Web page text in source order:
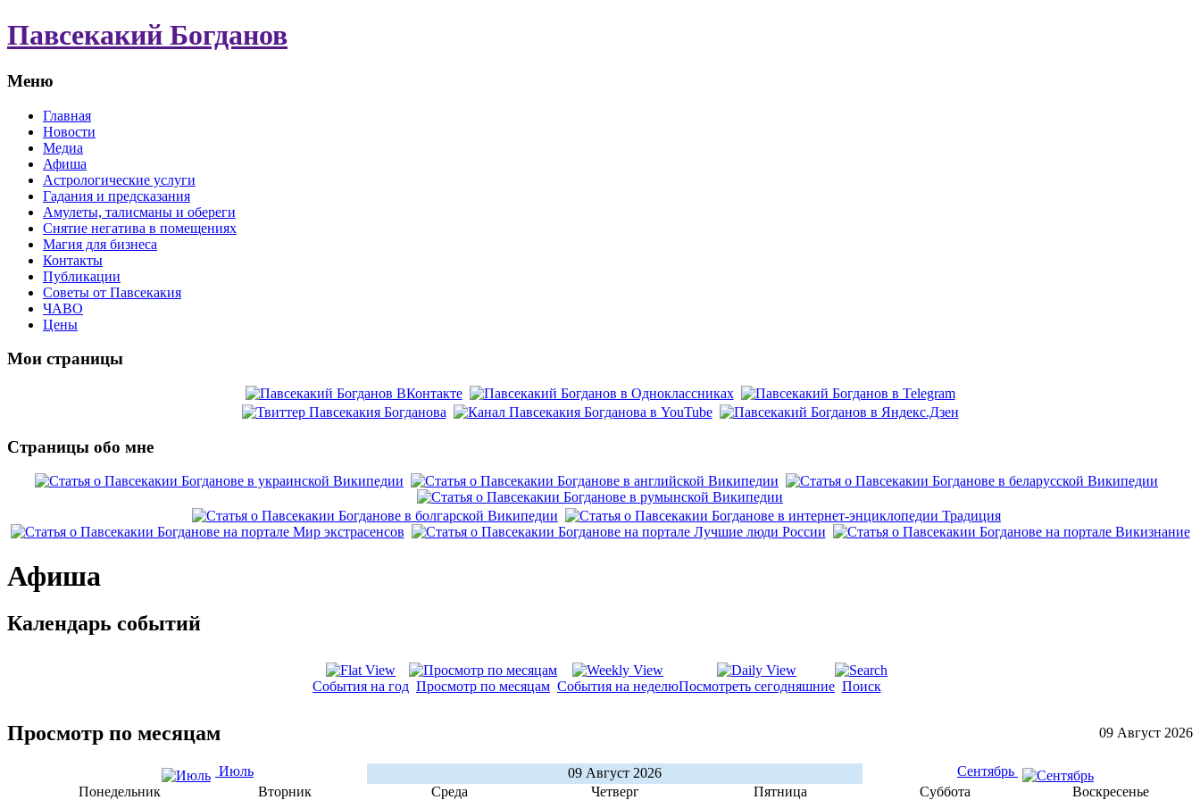
Павсекакий Богданов
Меню
Главная
Новости
Медиа
Афиша
Астрологические услуги
Гадания и предсказания
Амулеты, талисманы и обереги
Снятие негатива в помещениях
Магия для бизнеса
Контакты
Публикации
Советы от Павсекакия
ЧАВО
Цены
Мои страницы
Страницы обо мне
Афиша
Календарь событий
События на год Просмотр по месяцам События на неделюПосмотреть сегодняшние Поиск
Просмотр по месяцам 09 Август 2026
Июль 09 Август 2026
Сентябрь
Понедельник
Вторник Среда Четверг Пятница Суббота
Воскресенье